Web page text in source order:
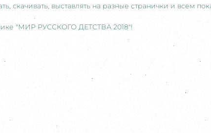
скачивать, выставлять на разные странички и всем
"МИР РУССКОГО ДЕТСТВА 2018"!